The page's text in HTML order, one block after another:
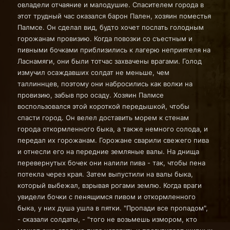
овладели отчаяние и малодушие. Спасителем города в
этот трудный час оказался барон Пален, хозяин поместья
Палмсе. Он сделал вид, будто хочет послать голодным
горожанам провизию. Когда повозки со съестным и
пивными бочками приблизились к лагерю неприятеля на
Ласнамяги, они были тотчас захвачены врагами. Голод
измучил осаждавших солдат не меньше, чем
таллиннцев, поэтому они набросились как волки на
провизию, забыв про осаду. Хозяин Палмсе
воспользовался этой короткой передышкой, чтобы
спасти город. Он велел доставить морем к стенам
города откормленного быка, а также немного солода, и
передал их горожанам. Горожане сварили свежего пива
и отнесли его на передние земляные валы. На днища
перевернутых бочек они налили пива - так, чтобы пена
потекла через края. Затем выпустили на валы быка,
который выбежал, взрывая рогами землю. Когда враги
увидели бочки с пенящимся пивом и откормленного
быка, у них душа ушла в пятки. "Пропади все пропадом",
- сказали солдаты, - "того не возьмешь измором, кто